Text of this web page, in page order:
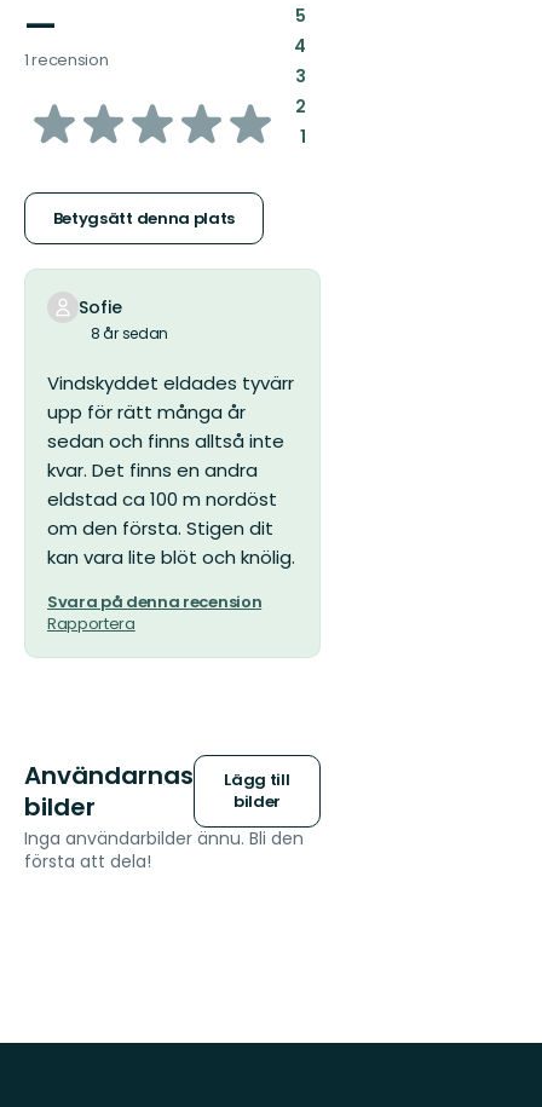
—
1 recension
av
stjärnor
Betygsätt denna plats
5:
4:
3:
2:
1:
Sofie
8 år sedan
Vindskyddet eldades tyvärr
upp för rätt många år
sedan och finns alltså inte
kvar. Det finns en andra
eldstad ca 100 m nordöst
om den första. Stigen dit
kan vara lite blöt och knölig.
Svara på denna recension
Rapportera
Användarnas
bilder
Lägg till
bilder
Inga användarbilder ännu. Bli den
första att dela!